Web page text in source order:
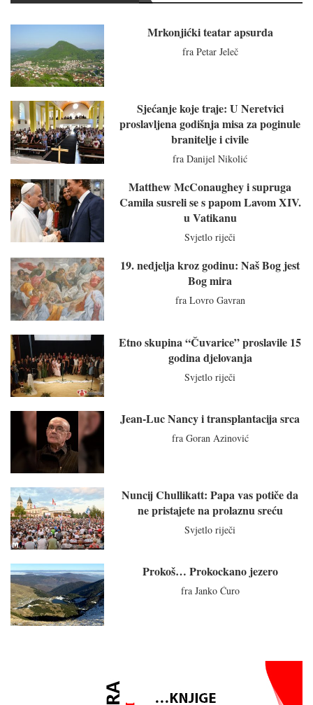
Mrkonjićki teatar apsurda
fra Petar Jeleč
Sjećanje koje traje: U Neretvici
proslavljena godišnja misa za poginule
branitelje i civile
fra Danijel Nikolić
Matthew McConaughey i supruga
Camila susreli se s papom Lavom XIV.
u Vatikanu
Svjetlo riječi
19. nedjelja kroz godinu: Naš Bog jest
Bog mira
fra Lovro Gavran
Etno skupina “Čuvarice” proslavile 15
godina djelovanja
Svjetlo riječi
Jean-Luc Nancy i transplantacija srca
fra Goran Azinović
Nuncij Chullikatt: Papa vas potiče da
ne pristajete na prolaznu sreću
Svjetlo riječi
Prokoš… Prokockano jezero
fra Janko Ćuro